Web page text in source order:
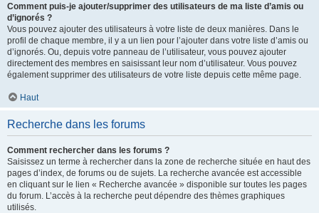
Comment puis-je ajouter/supprimer des utilisateurs de ma liste d’amis ou
d’ignorés ?
Vous pouvez ajouter des utilisateurs à votre liste de deux manières. Dans le
profil de chaque membre, il y a un lien pour l’ajouter dans votre liste d’amis ou
d’ignorés. Ou, depuis votre panneau de l’utilisateur, vous pouvez ajouter
directement des membres en saisissant leur nom d’utilisateur. Vous pouvez
également supprimer des utilisateurs de votre liste depuis cette même page.
Haut
Recherche dans les forums
Comment rechercher dans les forums ?
Saisissez un terme à rechercher dans la zone de recherche située en haut des
pages d’index, de forums ou de sujets. La recherche avancée est accessible
en cliquant sur le lien « Recherche avancée » disponible sur toutes les pages
du forum. L’accès à la recherche peut dépendre des thèmes graphiques
utilisés.